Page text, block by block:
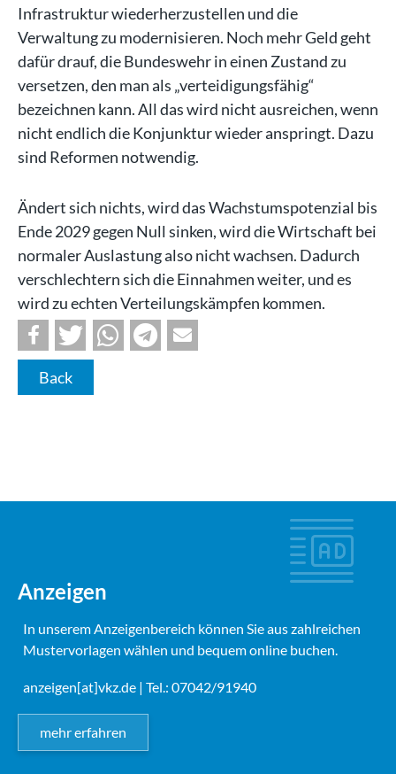
Infrastruktur wiederherzustellen und die
Verwaltung zu modernisieren. Noch mehr Geld geht
dafür drauf, die Bundeswehr in einen Zustand zu
versetzen, den man als „verteidigungsfähig“
bezeichnen kann. All das wird nicht ausreichen, wenn
nicht endlich die Konjunktur wieder anspringt. Dazu
sind Reformen notwendig.
Ändert sich nichts, wird das Wachstumspotenzial bis
Ende 2029 gegen Null sinken, wird die Wirtschaft bei
normaler Auslastung also nicht wachsen. Dadurch
verschlechtern sich die Einnahmen weiter, und es
wird zu echten Verteilungskämpfen kommen.
Back
Anzeigen
In unserem Anzeigenbereich können Sie aus zahlreichen
Mustervorlagen wählen und bequem online buchen.
anzeigen[at]vkz.de | Tel.: 07042/91940
mehr erfahren